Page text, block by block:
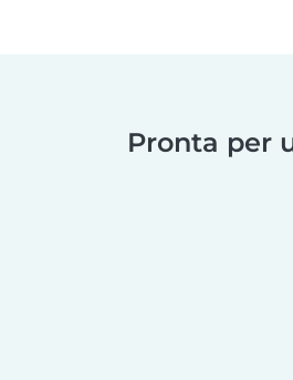
Pronta per